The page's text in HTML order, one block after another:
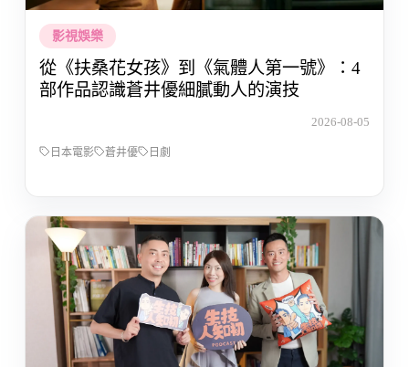
影視娛樂
從《扶桑花女孩》到《氣體人第一號》：4
部作品認識蒼井優細膩動人的演技
2026-08-05
日本電影 蒼井優 日劇